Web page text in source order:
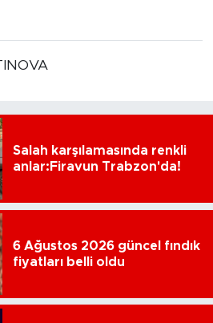
Salah karşılamasında renkli
anlar:Firavun Trabzon'da!
6 Ağustos 2026 güncel fındık
fiyatları belli oldu